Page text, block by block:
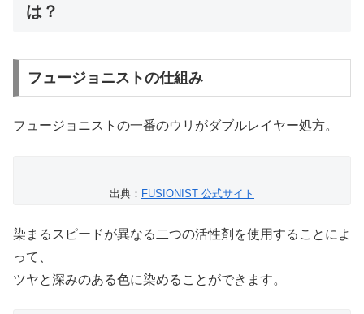
は？
フュージョニストの仕組み
フュージョニストの一番のウリがダブルレイヤー処方。
出典： FUSIONIST 公式サイト
染まるスピードが異なる二つの活性剤を使用することによ
って、
ツヤと深みのある色に染めることができます。